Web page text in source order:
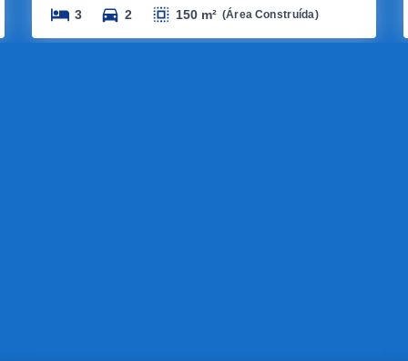
3 2 150 m² (Área Construída)